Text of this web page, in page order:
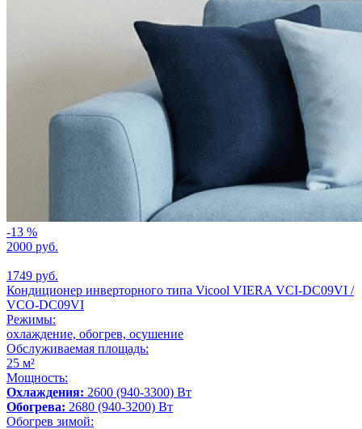
-13 %
2000 руб.
1749 руб.
Кондиционер инверторного типа Vicool VIERA VCI-DC09VI /
VCO-DC09VI
Режимы:
охлаждение, обогрев, осушение
Обслуживаемая площадь:
25 м²
Мощность:
Охлаждения: 2600 (940-3300) Вт
Обогрева: 2680 (940-3200) Вт
Обогрев зимой: